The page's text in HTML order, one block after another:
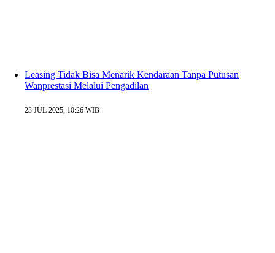
Leasing Tidak Bisa Menarik Kendaraan Tanpa Putusan
Wanprestasi Melalui Pengadilan
23 JUL 2025, 10:26 WIB